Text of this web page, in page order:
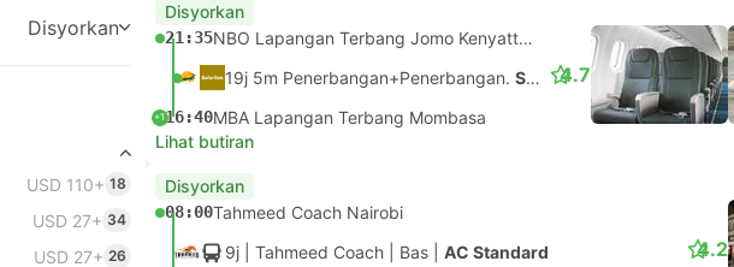
Disyorkan
USD 110+ 18
USD 27+ 34
USD 27+ 26
Disyorkan
21:35
NBO Lapangan Terbang Jomo Kenyatta, Nairobi
19j 5m Penerbangan+Penerbangan. Sambungan tidak dijamin
+116:40MBA Lapangan Terbang Mombasa
4.7
Lihat butiran
Disyorkan
08:00Tahmeed Coach Nairobi
9j | Tahmeed Coach Bas AC Standard 4.2